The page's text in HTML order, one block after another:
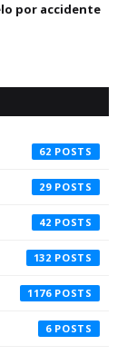
por accidente
62
29
42
132
1176
6